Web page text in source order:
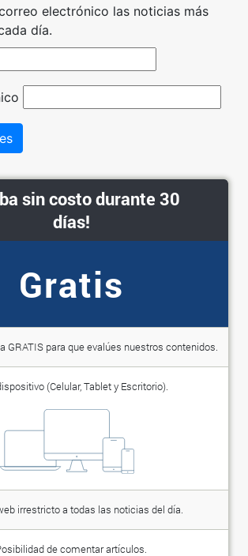
electrónico las noticias más
día.
sin costo durante 30
días!
Gratis
GRATIS para que evalúes nuestros contenidos.
(Celular, Tablet y Escritorio).
irrestricto a todas las noticias del día.
de comentar artículos.